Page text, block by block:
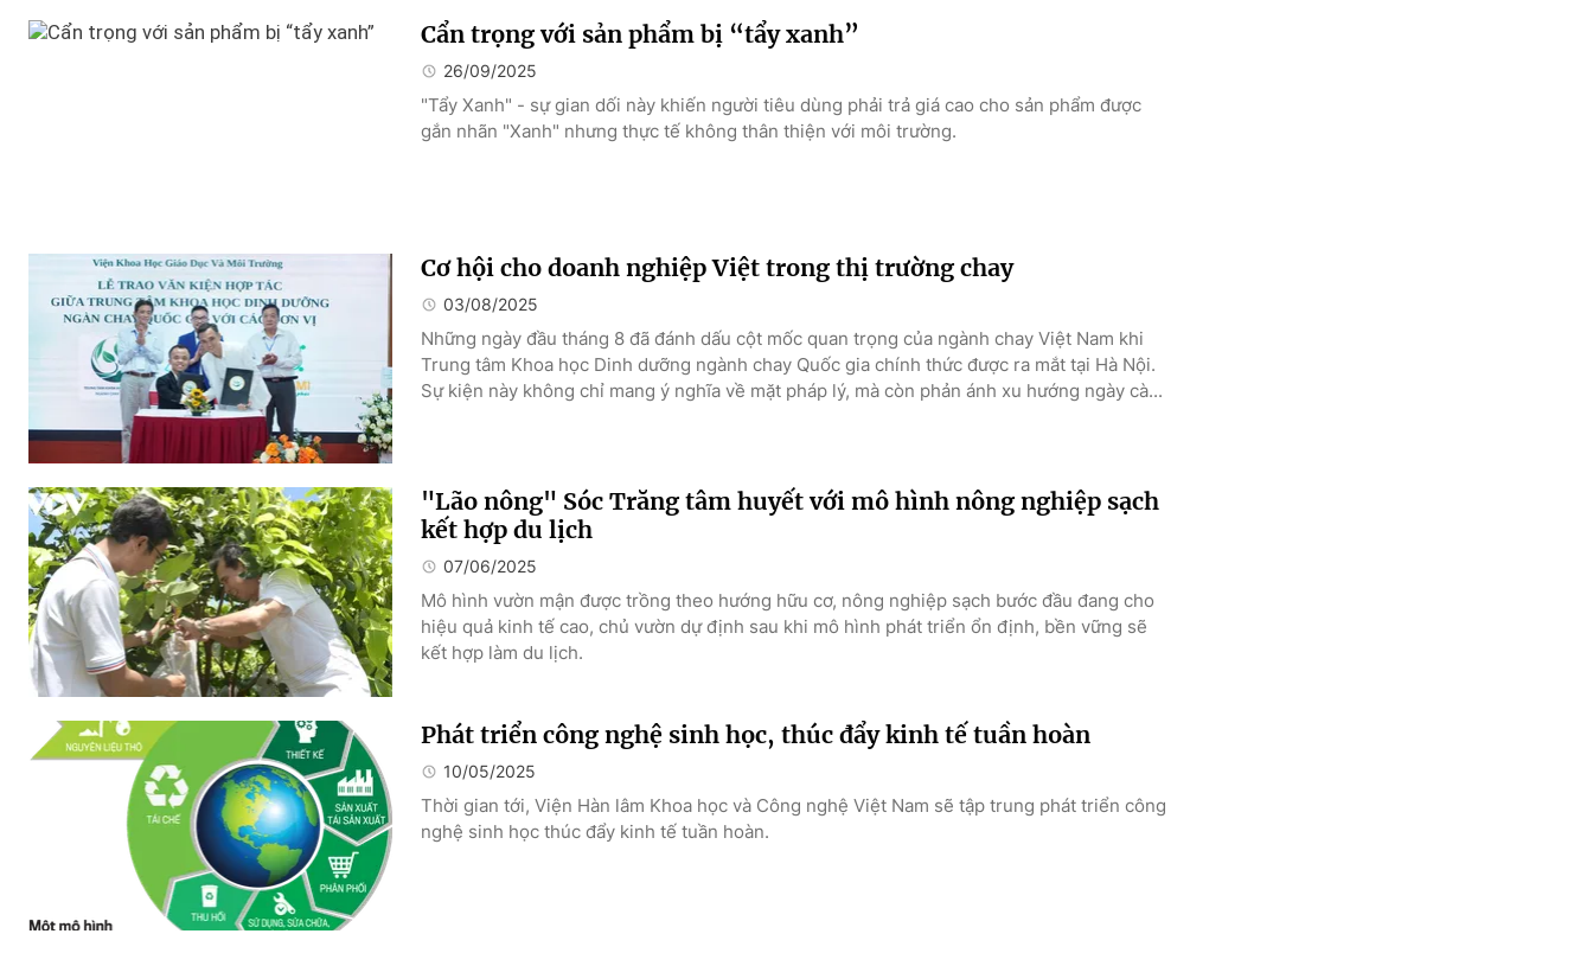
Cẩn trọng với sản phẩm bị “tẩy xanh”
26/09/2025
"Tẩy Xanh" - sự gian dối này khiến người tiêu dùng phải trả giá cao cho sản phẩm được
gắn nhãn "Xanh" nhưng thực tế không thân thiện với môi trường.
Cơ hội cho doanh nghiệp Việt trong thị trường chay
03/08/2025
Những ngày đầu tháng 8 đã đánh dấu cột mốc quan trọng của ngành chay Việt Nam khi
Trung tâm Khoa học Dinh dưỡng ngành chay Quốc gia chính thức được ra mắt tại Hà Nội.
Sự kiện này không chỉ mang ý nghĩa về mặt pháp lý, mà còn phản ánh xu hướng ngày cà...
"Lão nông" Sóc Trăng tâm huyết với mô hình nông nghiệp sạch
kết hợp du lịch
07/06/2025
Mô hình vườn mận được trồng theo hướng hữu cơ, nông nghiệp sạch bước đầu đang cho
hiệu quả kinh tế cao, chủ vườn dự định sau khi mô hình phát triển ổn định, bền vững sẽ
kết hợp làm du lịch.
Phát triển công nghệ sinh học, thúc đẩy kinh tế tuần hoàn
10/05/2025
Thời gian tới, Viện Hàn lâm Khoa học và Công nghệ Việt Nam sẽ tập trung phát triển công
nghệ sinh học thúc đẩy kinh tế tuần hoàn.